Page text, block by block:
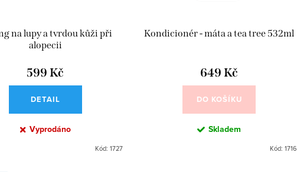
na lupy a tvrdou kůži při
alopecii
599 Kč
DETAIL
Vyprodáno
Kód: 1727
Kondicionér - máta a tea tree 532ml
649 Kč
DO KOŠÍKU
Skladem
Kód: 1716